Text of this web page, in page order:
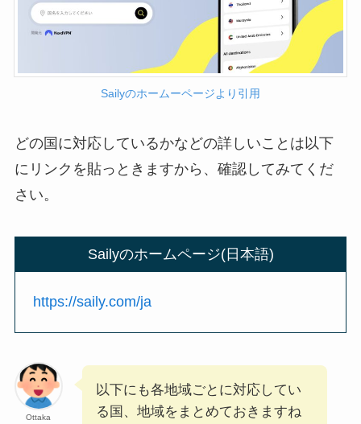
Sailyのホームーページより引用
どの国に対応しているかなどの詳しいことは以下
にリンクを貼っときますから、確認してみてくだ
さい。
Sailyのホームページ(日本語)
https://saily.com/ja
Ottaka
以下にも各地域ごとに対応してい
る国、地域をまとめておきますね